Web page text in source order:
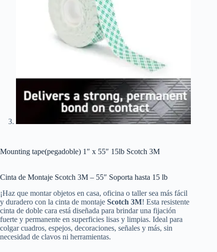
Mounting tape(pegadoble) 1″ x 55″ 15lb Scotch 3M
Cinta de Montaje Scotch 3M – 55″ Soporta hasta 15 lb
¡Haz que montar objetos en casa, oficina o taller sea más fácil
y duradero con la cinta de montaje Scotch 3M! Esta resistente
cinta de doble cara está diseñada para brindar una fijación
fuerte y permanente en superficies lisas y limpias. Ideal para
colgar cuadros, espejos, decoraciones, señales y más, sin
necesidad de clavos ni herramientas.